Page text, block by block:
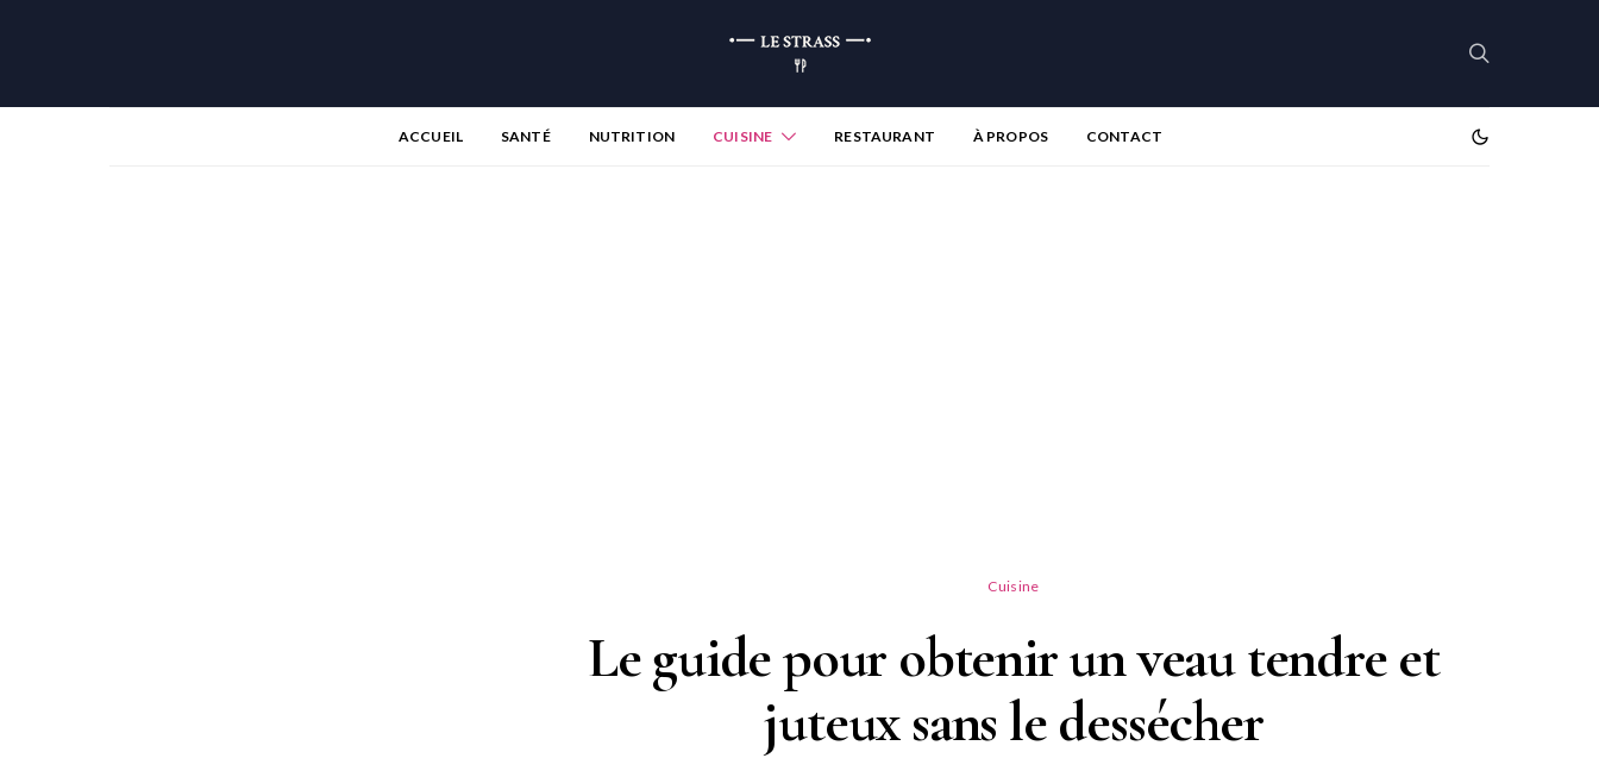
ACCUEIL SANTÉ NUTRITION CUISINE RESTAURANT À PROPOS CONTACT
Cuisine
Le guide pour obtenir un veau tendre et
juteux sans le dessécher